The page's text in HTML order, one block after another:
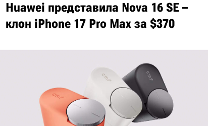
Huawei представила Nova 16 SE –
клон iPhone 17 Pro Max за $370